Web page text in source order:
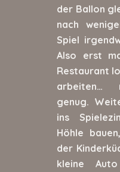
der Ballon
nach
Spiel
Also erst
Restaurant
arbeiten…
genug.
ins
Höhle
der
kleine